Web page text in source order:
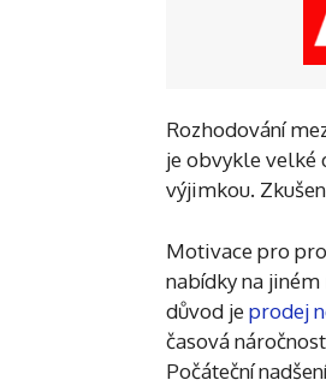
Rozhodování
je obvykle velké
výjimkou.
Motivace pro
nabídky na
důvod jeprodej
časová
Počáteční